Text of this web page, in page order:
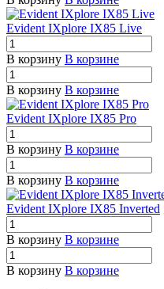
Evident IXplore IX85 Live
В корзину В корзине
В корзину В корзине
Evident IXplore IX85 Pro
В корзину В корзине
В корзину В корзине
Evident IXplore IX85 Inverted
В корзину В корзине
В корзину В корзине